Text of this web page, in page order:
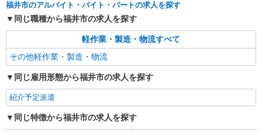
福井市のアルバイト・バイト・パートの求人を探す
同じ職種から福井市の求人を探す
軽作業・製造・物流すべて
その他軽作業・製造・物流
同じ雇用形態から福井市の求人を探す
紹介予定派遣
同じ特徴から福井市の求人を探す